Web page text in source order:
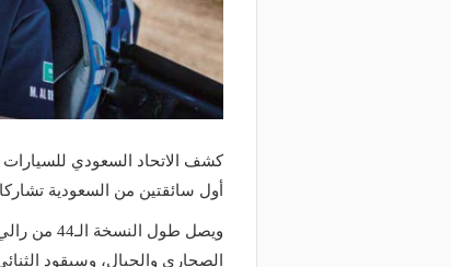
كشف الاتحاد السعودي للسيارات
أول سائقتين من السعودية
الصحارى والجبال، وسيقود الثنائي مسافة